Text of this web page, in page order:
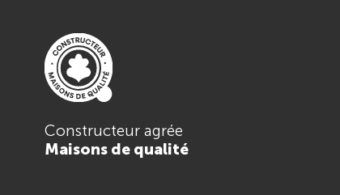
Constructeur agrée
Maisons de qualité